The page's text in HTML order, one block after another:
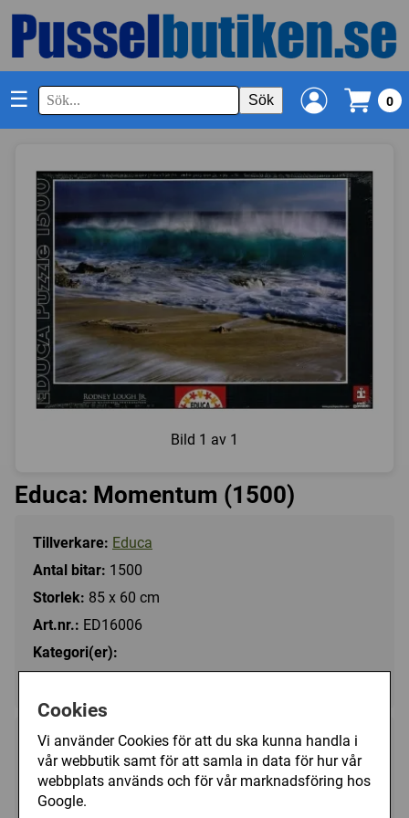
Cookies
Vi använder Cookies för att du ska kunna handla i
vår webbutik samt för att samla in data för hur vår
webbplats används och för vår marknadsföring hos
Google.
☰ Sök 0
Bild 1 av 1
Educa: Momentum (1500)
Tillverkare: Educa
Antal bitar: 1500
Storlek: 85 x 60 cm
Art.nr.: ED16006
Kategori(er):
249 kr Utgått
Ej tillgänglig